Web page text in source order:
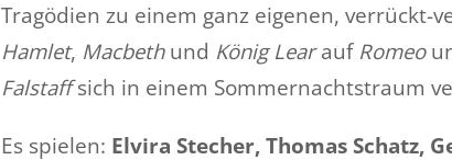
Tragödien zu einem ganz eigenen, verrückt-
Hamlet, Macbethund König Learauf Romeo
Falstaffsich in einem Sommernachtstraum
Es spielen: Elvira Stecher, Thomas Schatz,